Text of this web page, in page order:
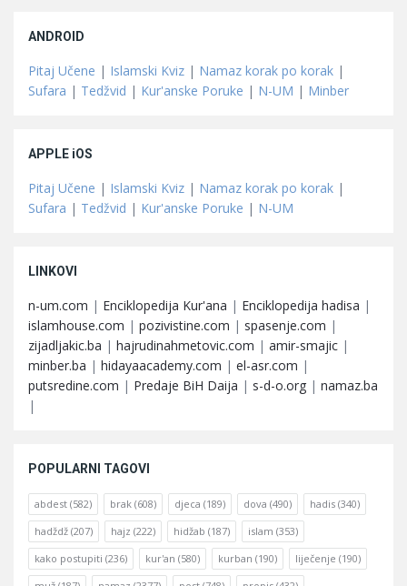
ANDROID
Pitaj Učene | Islamski Kviz | Namaz korak po korak |
Sufara | Tedžvid | Kur'anske Poruke | N-UM | Minber
APPLE iOS
Pitaj Učene | Islamski Kviz | Namaz korak po korak |
Sufara | Tedžvid | Kur'anske Poruke | N-UM
LINKOVI
n-um.com | Enciklopedija Kur'ana | Enciklopedija hadisa |
islamhouse.com | pozivistine.com | spasenje.com |
zijadljakic.ba | hajrudinahmetovic.com | amir-smajic |
minber.ba | hidayaacademy.com | el-asr.com |
putsredine.com | Predaje BiH Daija | s-d-o.org | namaz.ba
|
POPULARNI TAGOVI
abdest (582) brak (608) djeca (189) dova (490) hadis (340)
hadždž (207) hajz (222) hidžab (187) islam (353)
kako postupiti (236) kur'an (580) kurban (190) liječenje (190)